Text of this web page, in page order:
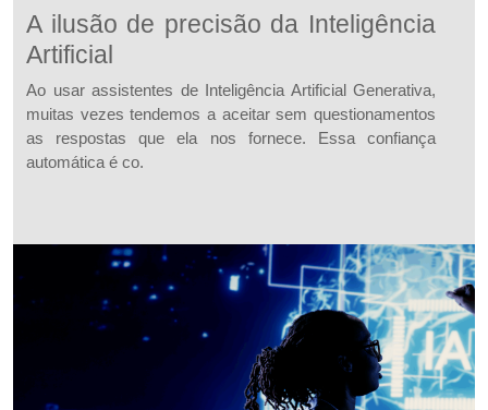
A ilusão de precisão da Inteligência
Artificial
Ao usar assistentes de Inteligência Artificial Generativa,
muitas vezes tendemos a aceitar sem questionamentos
as respostas que ela nos fornece. Essa confiança
automática é co.